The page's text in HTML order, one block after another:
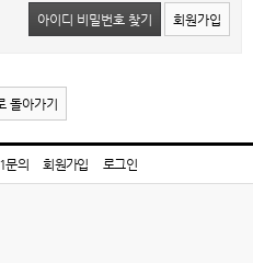
아이디 비밀번호 찾기 회원가입
돌아가기
문의 회원가입 로그인